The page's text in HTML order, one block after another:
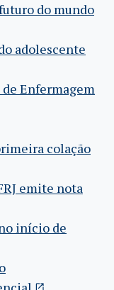
do mundo
adolescente
Enfermagem
colação
emite nota
início de